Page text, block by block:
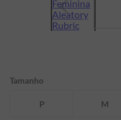
Tamanho
P M